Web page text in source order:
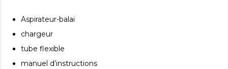
saleté la plus imperceptible, même sur les surfaces les
plus difficiles.
Confort et visibilité maximum. Oubliez les maux de dos
grâce au tuyau flexible et, avec la lumière LED sur la
Aspirateur-balai
chargeur
tube flexible
manuel d’instructions